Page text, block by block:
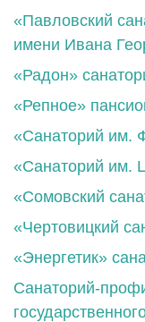
«Павловский
имени Ивана
«Радон»
«Репное»
«Санаторий им.
«Санаторий им.
«Сомовский
«Чертовицкий
«Энергетик»
Санаторий-